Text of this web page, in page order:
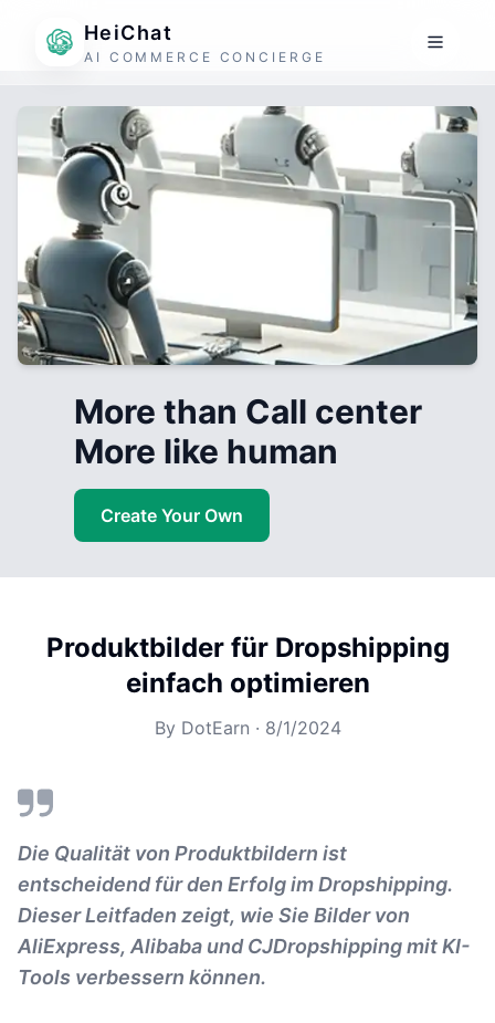
HeiChat
AI COMMERCE CONCIERGE
More than Call center
More like human
Create Your Own
Produktbilder für Dropshipping
einfach optimieren
By DotEarn · 8/1/2024
Die Qualität von Produktbildern ist
entscheidend für den Erfolg im Dropshipping.
Dieser Leitfaden zeigt, wie Sie Bilder von
AliExpress, Alibaba und CJDropshipping mit KI-
Tools verbessern können.